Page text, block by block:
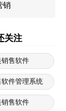
销
关注
销售软件
软件管理系统
销售软件